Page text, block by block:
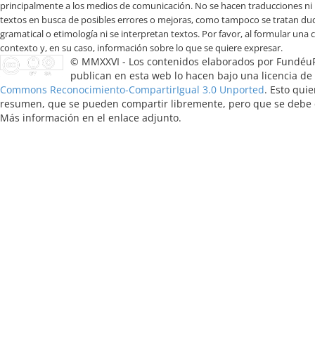
© MMXXVI - Los contenidos elaborados por
publican en esta web lo hacen bajo una licencia de
Commons Reconocimiento-CompartirIgual 3.0 Unported. Esto
resumen, que se pueden compartir libremente, pero que se
Más información en el enlace adjunto.